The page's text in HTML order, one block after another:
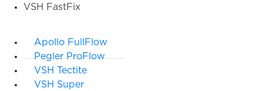
VSH FastFix
Apollo FullFlow
Pegler ProFlow
VSH Tectite
VSH Super